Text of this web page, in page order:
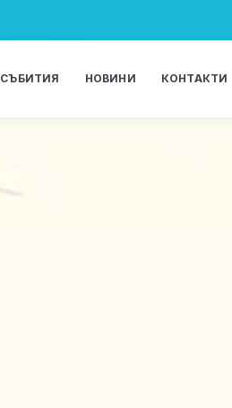
СЪБИТИЯ НОВИНИ КОНТАКТИ